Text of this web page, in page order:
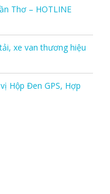
Thơ – HOTLINE
xe van thương hiệu
Hộp Đen GPS, Hợp